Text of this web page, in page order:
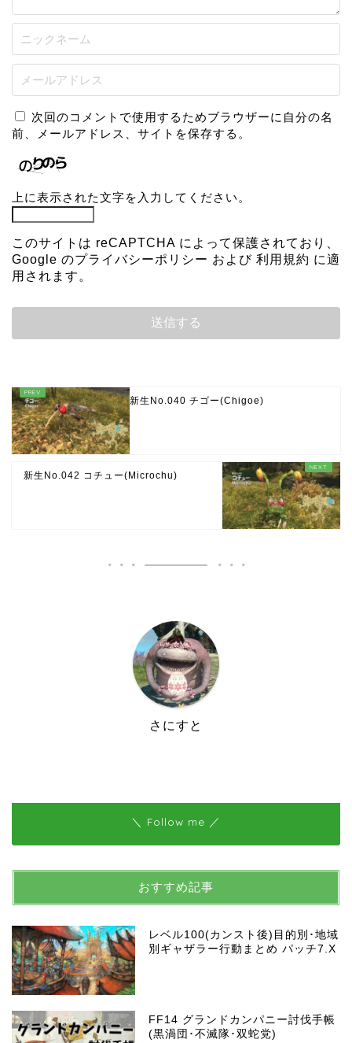
次回のコメントで使用するためブラウザーに自分の名
前、メールアドレス、サイトを保存する。
上に表示された文字を入力してください。
このサイトは reCAPTCHA によって保護されており、
Google のプライバシーポリシー および 利用規約 に適
用されます。
新生No.040 チゴー(Chigoe)
新生No.042 コチュー(Microchu)
さにすと
＼ Follow me ／
おすすめ記事
レベル100(カンスト後)目的別･地域
別ギャザラー行動まとめ パッチ7.X
FF14 グランドカンパニー討伐手帳
(黒渦団･不滅隊･双蛇党)